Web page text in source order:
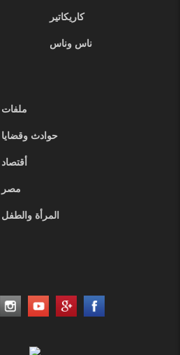
كاريكاتير
ناس وناس
ملفات
حوادث وقضايا
أقتصاد
مصر
المرأة والطفل